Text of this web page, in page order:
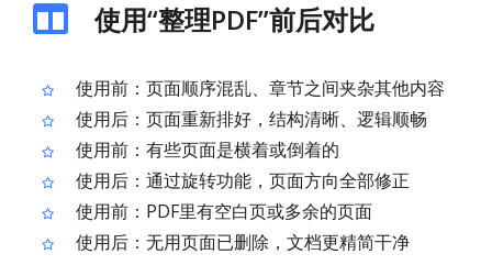
使用“整理PDF”前后对比
使用前：页面顺序混乱、章节之间夹杂其他内容
使用后：页面重新排好，结构清晰、逻辑顺畅
使用前：有些页面是横着或倒着的
使用后：通过旋转功能，页面方向全部修正
使用前：PDF里有空白页或多余的页面
使用后：无用页面已删除，文档更精简干净